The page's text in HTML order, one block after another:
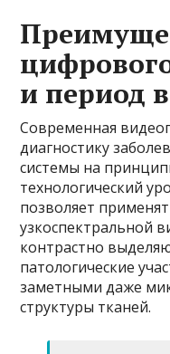
и период
Современная
диагностику
системы на
технологический
позволяет
узкоспектральной
контрастно
патологические
заметными даже
структуры тканей.